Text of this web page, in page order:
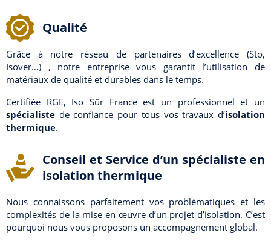
Qualité
Grâce à notre réseau de partenaires d’excellence (Sto,
Isover…) , notre entreprise vous garantit l’utilisation de
matériaux de qualité et durables dans le temps.
Certifiée RGE, Iso Sûr France est un professionnel et un
spécialiste de confiance pour tous vos travaux d’isolation
thermique.
Conseil et Service d’un spécialiste en
isolation thermique
Nous connaissons parfaitement vos problématiques et les
complexités de la mise en œuvre d’un projet d’isolation. C’est
pourquoi nous vous proposons un accompagnement global.